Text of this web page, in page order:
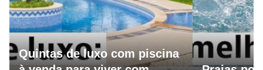
Quintas de luxo com piscina